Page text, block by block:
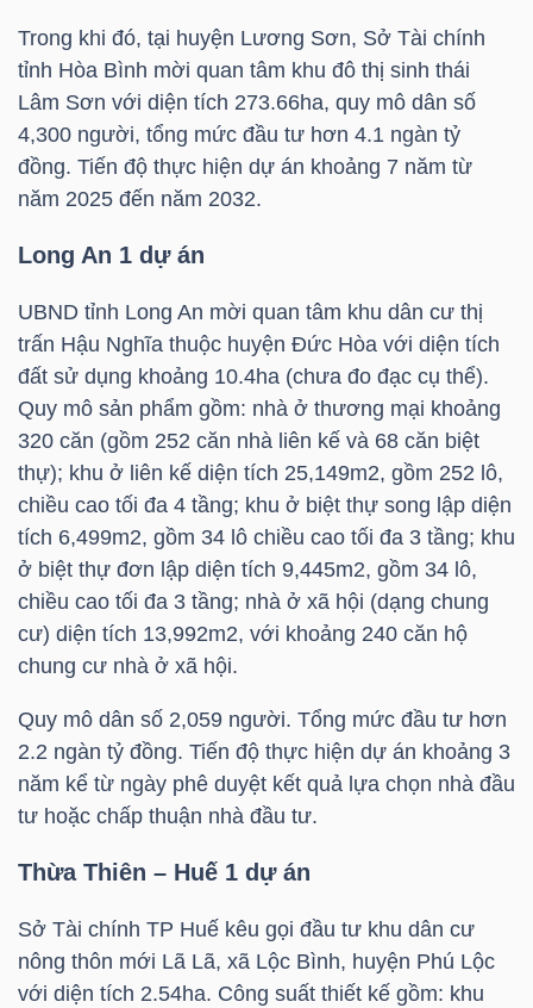
Trong khi đó, tại huyện Lương Sơn, Sở Tài chính
tỉnh Hòa Bình mời quan tâm khu đô thị sinh thái
Lâm Sơn với diện tích 273.66ha, quy mô dân số
4,300 người, tổng mức đầu tư hơn 4.1 ngàn tỷ
đồng. Tiến độ thực hiện dự án khoảng 7 năm từ
năm 2025 đến năm 2032.
Long An 1 dự án
UBND tỉnh Long An mời quan tâm khu dân cư thị
trấn Hậu Nghĩa thuộc huyện Đức Hòa với diện tích
đất sử dụng khoảng 10.4ha (chưa đo đạc cụ thể).
Quy mô sản phẩm gồm: nhà ở thương mại khoảng
320 căn (gồm 252 căn nhà liên kế và 68 căn biệt
thự); khu ở liên kế diện tích 25,149m2, gồm 252 lô,
chiều cao tối đa 4 tầng; khu ở biệt thự song lập diện
tích 6,499m2, gồm 34 lô chiều cao tối đa 3 tầng; khu
ở biệt thự đơn lập diện tích 9,445m2, gồm 34 lô,
chiều cao tối đa 3 tầng; nhà ở xã hội (dạng chung
cư) diện tích 13,992m2, với khoảng 240 căn hộ
chung cư nhà ở xã hội.
Quy mô dân số 2,059 người. Tổng mức đầu tư hơn
2.2 ngàn tỷ đồng. Tiến độ thực hiện dự án khoảng 3
năm kể từ ngày phê duyệt kết quả lựa chọn nhà đầu
tư hoặc chấp thuận nhà đầu tư.
Thừa Thiên – Huế 1 dự án
Sở Tài chính TP Huế kêu gọi đầu tư khu dân cư
nông thôn mới Lã Lã, xã Lộc Bình, huyện Phú Lộc
với diện tích 2.54ha. Công suất thiết kế gồm: khu
CỔ
PHIẾU
PHÁI
SINH
TRÁI
PHIẾU
CÔNG
CỤ
ĐẦU
TƯ
TRUY
LIỆU
Ngành
(-)